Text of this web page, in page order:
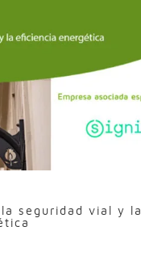
seguridad vial y la